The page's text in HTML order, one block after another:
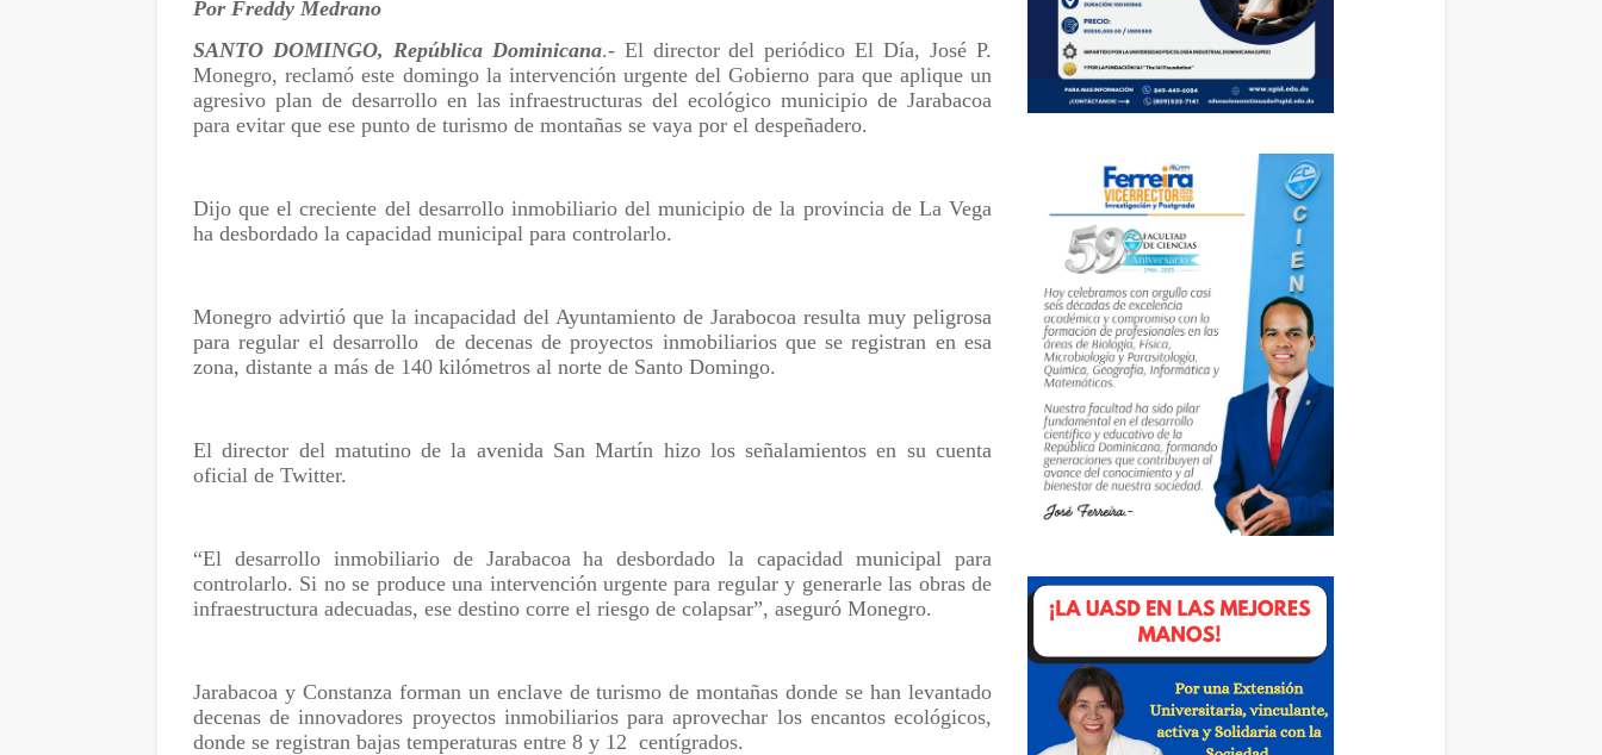
Por Freddy Medrano
SANTO DOMINGO, República Dominicana.- El director del periódico El Día, José P.
Monegro, reclamó este domingo la intervención urgente del Gobierno para que aplique un
agresivo plan de desarrollo en las infraestructuras del ecológico municipio de Jarabacoa
para evitar que ese punto de turismo de montañas se vaya por el despeñadero.
Dijo que el creciente del desarrollo inmobiliario del municipio de la provincia de La Vega
ha desbordado la capacidad municipal para controlarlo.
Monegro advirtió que la incapacidad del Ayuntamiento de Jarabocoa resulta muy peligrosa
para regular el desarrollo
de decenas de proyectos inmobiliarios que se registran en esa
zona, distante a más de 140 kilómetros al norte de Santo Domingo.
El director del matutino de la avenida San Martín hizo los señalamientos en su cuenta
oficial de Twitter.
“El desarrollo inmobiliario de Jarabacoa ha desbordado la capacidad municipal para
controlarlo. Si no se produce una intervención urgente para regular y generarle las obras de
infraestructura adecuadas, ese destino corre el riesgo de colapsar”, aseguró Monegro.
Jarabacoa y Constanza forman un enclave de turismo de montañas donde se han levantado
decenas de innovadores proyectos inmobiliarios para aprovechar los encantos ecológicos,
donde se registran bajas temperaturas entre 8 y 12 centígrados.